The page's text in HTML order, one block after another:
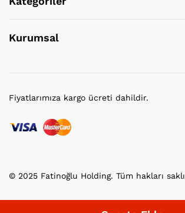
Kurumsal
© 2025 Fatinoğlu Holding. Tüm hakları
Fiyatlarımıza kargo ücreti dahildir.